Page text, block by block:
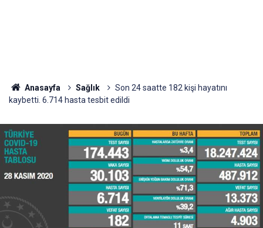
Anasayfa Sağlık
Son 24 saatte 182 kişi hayatını
kaybetti. 6.714 hasta tesbit edildi